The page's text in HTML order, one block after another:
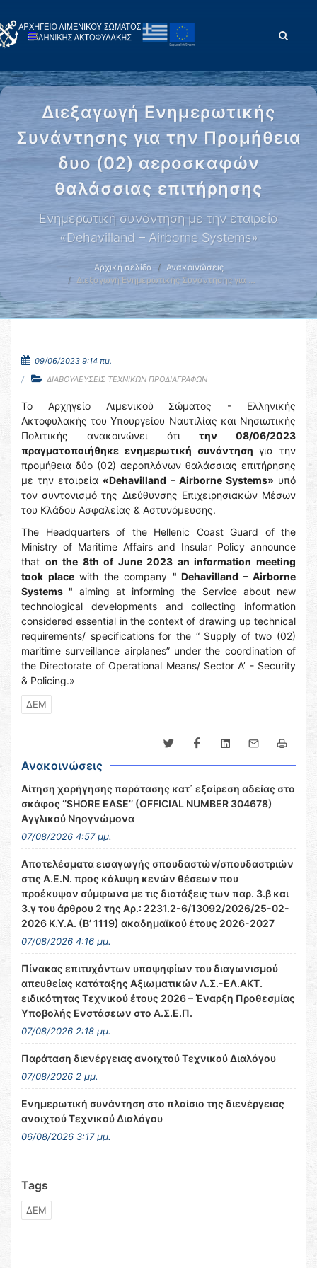
Διεξαγωγή Ενημερωτικής
Συνάντησης για την Προμήθεια
δυο (02) αεροσκαφών
θαλάσσιας επιτήρησης
Ενημερωτική συνάντηση με την εταιρεία
«Dehavilland – Airborne Systems»
Αρχική σελίδα
Ανακοινώσεις
Διεξαγωγή Ενημερωτικής Συνάντησης για …
09/06/2023 9:14 πμ.
ΔΙΑΒΟΥΛΕΥΣΕΙΣ ΤΕΧΝΙΚΩΝ ΠΡΟΔΙΑΓΡΑΦΩΝ
Το Αρχηγείο Λιμενικού Σώματος - Ελληνικής
Ακτοφυλακής του Υπουργείου Ναυτιλίας και Νησιωτικής
Πολιτικής ανακοινώνει ότιτην 08/06/2023
πραγματοποιήθηκε ενημερωτική συνάντηση για την
προμήθεια δύο (02) αεροπλάνων θαλάσσιας επιτήρησης
με την εταιρεία «Dehavilland – Airborne Systems» υπό
τον συντονισμό της Διεύθυνσης Επιχειρησιακών Μέσων
του Κλάδου Ασφαλείας & Αστυνόμευσης.
The Headquarters of the Hellenic Coast Guard of the
Ministry of Maritime Affairs and Insular Policy announce
that on the 8th of June 2023 an information meeting
took placewith the company " Dehavilland – Airborne
Systems " aiming at informing the Service about new
technological developments and collecting information
considered essential in the context of drawing up technical
requirements/ specifications for the “ Supply of two (02)
maritime surveillance airplanes” under the coordination of
the Directorate of Operational Means/ Sector A’ - Security
& Policing.»
ΔΕΜ
Ανακοινώσεις
Αίτηση χορήγησης παράτασης κατ΄ εξαίρεση αδείας στο
σκάφος ‘’SHORE EASE’’ (OFFICIAL NUMBER 304678)
Αγγλικού Νηογνώμονα
07/08/2026 4:57 μμ.
Αποτελέσματα εισαγωγής σπουδαστών/σπουδαστριών
στις Α.Ε.Ν. προς κάλυψη κενών θέσεων που
προέκυψαν σύμφωνα με τις διατάξεις των παρ. 3.β και
3.γ του άρθρου 2 της Αρ.: 2231.2-6/13092/2026/25-02-
2026 Κ.Υ.Α. (Β’ 1119) ακαδημαϊκού έτους 2026-2027
07/08/2026 4:16 μμ.
Πίνακας επιτυχόντων υποψηφίων του διαγωνισμού
απευθείας κατάταξης Αξιωματικών Λ.Σ.-ΕΛ.ΑΚΤ.
ειδικότητας Τεχνικού έτους 2026 – Έναρξη Προθεσμίας
Υποβολής Ενστάσεων στο Α.Σ.Ε.Π.
07/08/2026 2:18 μμ.
Παράταση διενέργειας ανοιχτού Τεχνικού Διαλόγου
07/08/2026 2 μμ.
Ενημερωτική συνάντηση στο πλαίσιο της διενέργειας
ανοιχτού Τεχνικού Διαλόγου
06/08/2026 3:17 μμ.
Tags
ΔΕΜ